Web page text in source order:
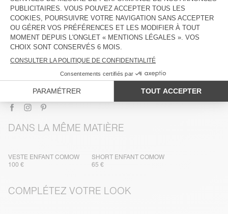
DESCRIPTION
TAILLE ET COUPE
COMPOSITION
DANS LA MÊME MATIÈRE
VESTE ENFANT COMOW
100 €
SHORT ENFANT COMOW
65 €
COMPLÉTEZ VOTRE LOOK